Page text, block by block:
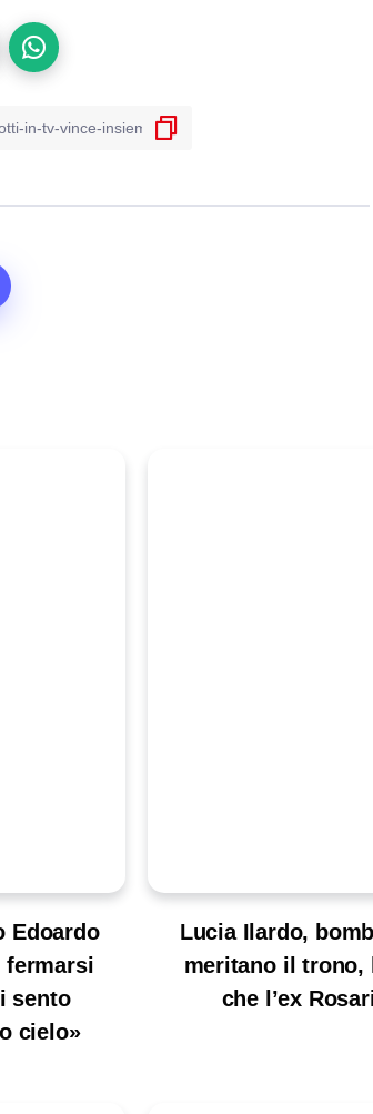
Edoardo
fermarsi
sento
cielo»
Lucia Ilardo,
meritano il trono,
che l’ex